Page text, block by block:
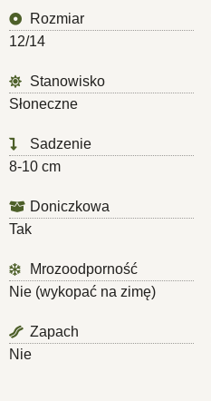
Rozmiar
12/14
Stanowisko
Słoneczne
Sadzenie
8-10 cm
Doniczkowa
Tak
Mrozoodporność
Nie (wykopać na zimę)
Zapach
Nie